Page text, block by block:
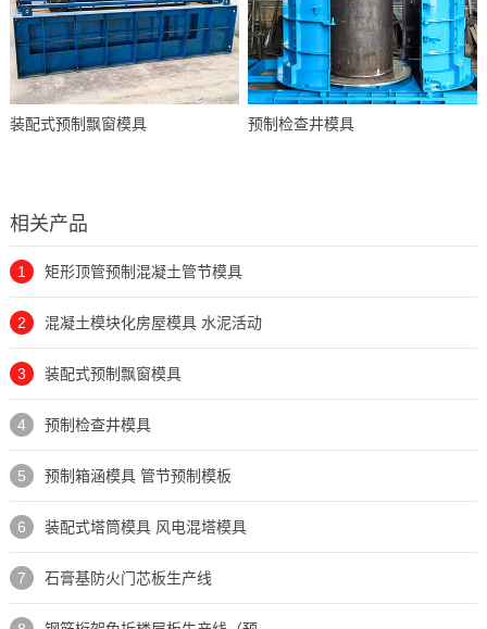
装配式预制飘窗模具 预制检查井模具
相关产品
1 矩形顶管预制混凝土管节模具
2 混凝土模块化房屋模具 水泥活动
3 装配式预制飘窗模具
4 预制检查井模具
5 预制箱涵模具 管节预制模板
6 装配式塔筒模具 风电混塔模具
7 石膏基防火门芯板生产线